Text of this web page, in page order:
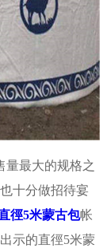
量最大的规格之
十分做招待宴
徑5米蒙古包帐
示的直徑5米蒙